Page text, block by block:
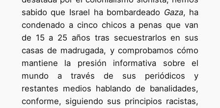
sabido que Israel ha bombardeado Gaza, ha
condenado a cinco chicos a penas que van
de 15 a 25 años tras secuestrarlos en sus
casas de madrugada, y comprobamos cómo
mantiene la presión informativa sobre el
mundo a través de sus periódicos y
restantes medios hablando de banalidades,
conforme, siguiendo sus principios racistas,